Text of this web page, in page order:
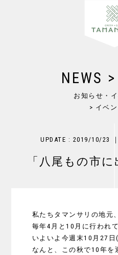
NEWS
お知らせ・
> イベ
UPDATE : 2019/10/23
「八尾もの市
私たちタマンサリの地元
毎年4月と10月に行われ
いよいよ今週末10月27
なんと、この秋で10年を